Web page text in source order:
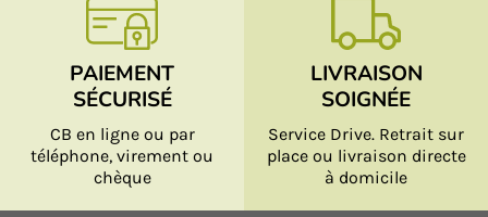
PAIEMENT
SÉCURISÉ
CB en ligne ou par
téléphone, virement ou
chèque
LIVRAISON
SOIGNÉE
Service Drive. Retrait sur
place ou livraison directe
à domicile